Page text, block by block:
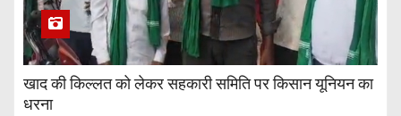
खाद की किल्लत को लेकर सहकारी समिति पर किसान यूनियन का
धरना